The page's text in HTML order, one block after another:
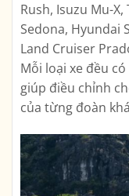
Rush, Isuzu Mu-
Sedona, Hyundai
Land Cruiser
Mỗi loại xe đều
giúp điều chỉnh
của từng đoàn